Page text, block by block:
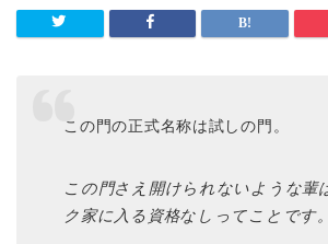
この門の正式名称は試しの門。
この門さえ開けられないような輩
ク家に入る資格なしってことです。